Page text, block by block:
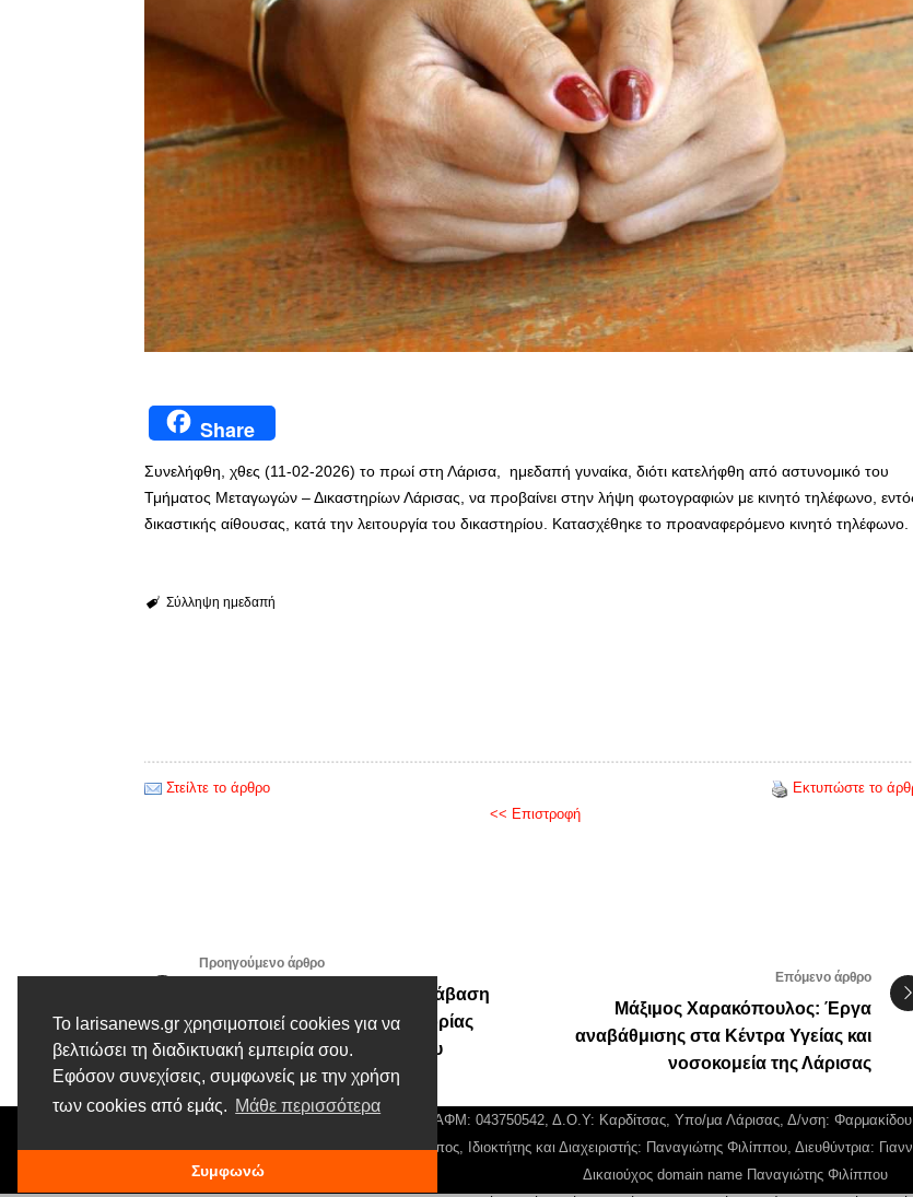
Το larisanews.gr χρησιμοποιεί cookies για να
βελτιώσει τη διαδικτυακή εμπειρία σου.
Εφόσον συνεχίσεις, συμφωνείς με την χρήση
των cookies από εμάς. Μάθε περισσότερα
Συμφωνώ
Share
Συνελήφθη, χθες (11-02-2026) το πρωί στη Λάρισα, ημεδαπή γυναίκα, διότι κατελήφθη από αστυνομικό του
Τμήματος Μεταγωγών – Δικαστηρίων Λάρισας, να προβαίνει στην λήψη φωτογραφιών με κινητό τηλέφωνο,
δικαστικής αίθουσας, κατά την λειτουργία του δικαστηρίου. Κατασχέθηκε το προαναφερόμενο κινητό τηλέφωνο.
Σύλληψη ημεδαπή
Στείλτε το άρθρο
Εκτυπώστε το
<< Επιστροφή
Προηγούμενο άρθρο
Σύλληψη ημεδαπού για παράβαση
του Κώδικα Οδικής Κυκλοφορίας
(εγκατάλειψη τόπου τροχαίου
ατυχήματος)
Επόμενο άρθρο
Μάξιμος Χαρακόπουλος: Έργα
αναβάθμισης στα Κέντρα Υγείας και
νοσοκομεία της Λάρισας
© Larisa News | Διακριτικός Τίτλος: Orion Media, ΑΦΜ: 043750542, Δ.Ο.Υ: Καρδίτσας, Υπο/μα Λάρισας, Δ/νση:
Αρ. Γεμή: 018804431000, Νόμιμος Εκπρόσωπος, Ιδιοκτήτης και Διαχειριστής: Παναγιώτης Φιλίππου, Διευθύντρια:
Δικαιούχος domain name Παναγιώτης Φιλίππου